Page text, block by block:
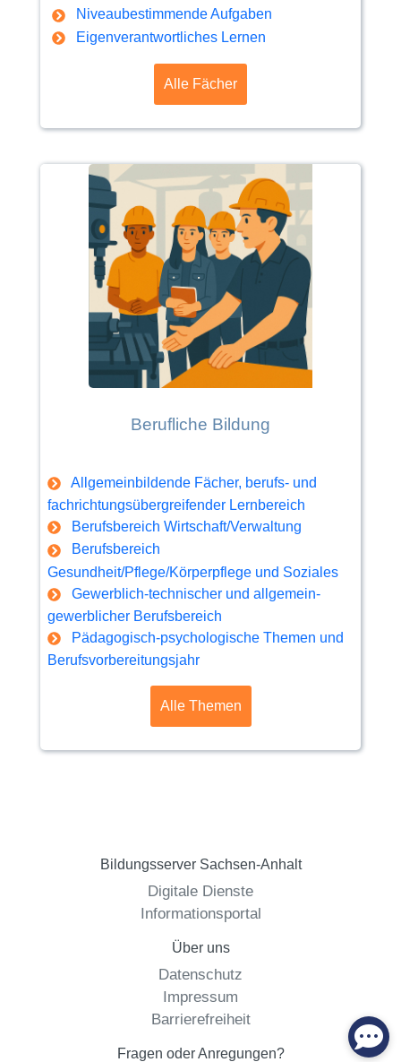
Niveaubestimmende Aufgaben
Eigenverantwortliches Lernen
Alle Fächer
Berufliche Bildung
Allgemeinbildende Fächer, berufs- und
fachrichtungsübergreifender Lernbereich
Berufsbereich Wirtschaft/Verwaltung
Berufsbereich
Gesundheit/Pflege/Körperpflege und Soziales
Gewerblich-technischer und allgemein-
gewerblicher Berufsbereich
Pädagogisch-psychologische Themen und
Berufsvorbereitungsjahr
Alle Themen
Bildungsserver Sachsen-Anhalt
Digitale Dienste
Informationsportal
Über uns
Datenschutz
Impressum
Barrierefreiheit
Fragen oder Anregungen?